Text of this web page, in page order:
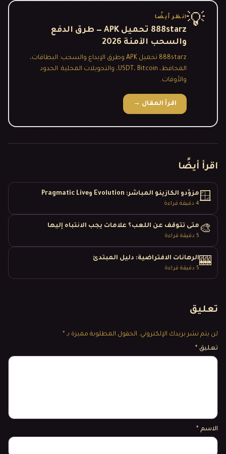
💡 انظر أيضًا
888starz تحميل APK — طرق الدفع
والسحب الآمنة 2026
888starz تحميل APK وطرق الإيداع والسحب: البطاقات،
المحافظ، USDT، Bitcoin، والتحويلات المحلية. الحدود
والأوقات.
اقرأ المقال →
اقرأ أيضًا
🪟مزوّدو الكازينو المباشر: Evolution وPragmatic Live
4 دقيقة قراءة
🎨 متى تتوقف عن اللعب؟ علامات يجب الانتباه إليها
5 دقيقة قراءة
🎰الرهانات الافتراضية: دليل المبتدئ
5 دقيقة قراءة
تعليق
لن يتم نشر بريدك الإلكتروني. الحقول المطلوبة مميزة بـ *
تعليق *
الاسم *